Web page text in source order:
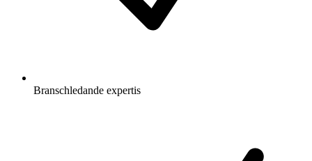
Branschledande expertis